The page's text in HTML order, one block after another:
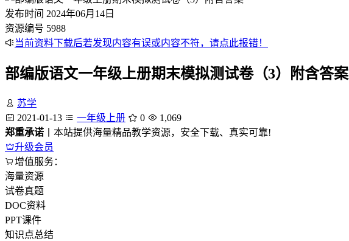
发布时间 2024年06月14日
资源编号 5988
当前资料下载后若发现内容有误或内容不符，请点此报错！
部编版语文一年级上册期末模拟测试卷（3）附含答案
苏学
2021-01-13
一年级上册 0
1,069
郑重承诺 丨本站提供海量精品教学资源，安全下载、真实可靠!
升级会员
增值服务：
海量资源
试卷真题
DOC资料
PPT课件
知识点总结